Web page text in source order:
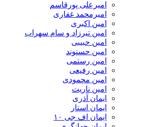
امیرعلی پورقاسم
امیرمحمد غفاری
امین اکبری
امین تیرزاد و سام سهراب
امین حبیبی
امین حسنوند
امین رستمی
امین رفیعی
امین محمودی
امین ناریت
ایمان آذری
ایمان استار
ایمان اف جی ۱۰